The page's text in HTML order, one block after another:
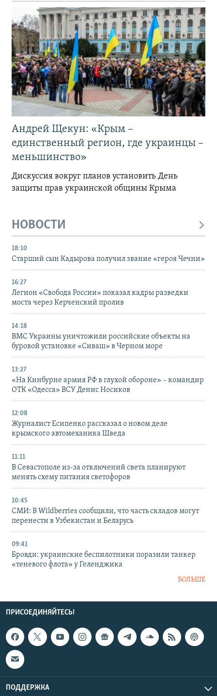
Андрей Щекун: «Крым –
единственный регион, где украинцы –
меньшинство»
Дискуссия вокруг планов установить День
защиты прав украинской общины Крыма
НОВОСТИ
18:10
Старший сын Кадырова получил звание «героя Чечни»
16:27
Легион «Свобода России» показал кадры разведки
моста через Керченский пролив
14:18
ВМС Украины уничтожили российские объекты на
буровой установке «Сиваш» в Черном море
13:27
«На Кинбурне армия РФ в глухой обороне» – командир
ОТК «Одесса» ВСУ Денис Носиков
12:08
Журналист Есипенко рассказал о новом деле
крымского автомеханика Шведа
11:11
В Севастополе из-за отключений света планируют
менять схему питания светофоров
10:45
СМИ: В Wildberries сообщили, что часть складов могут
перенести в Узбекистан и Беларусь
09:41
Бровди: украинские беспилотники поразили танкер
«теневого флота» у Геленджика
БОЛЬШЕ
ПРИСОЕДИНЯЙТЕСЬ!
ПОДДЕРЖКА